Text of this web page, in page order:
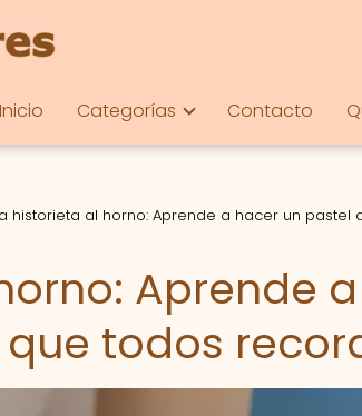
Inicio Categorías Contacto
historieta al horno: Aprende a hacer un pastel
Aprende
todos